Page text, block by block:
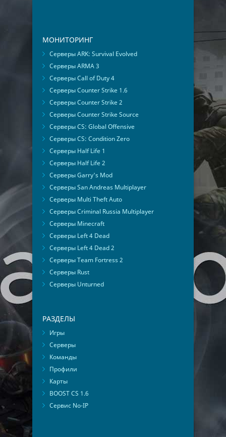
МОНИТОРИНГ
Серверы ARK: Survival Evolved
Серверы ARMA 3
Серверы Call of Duty 4
Серверы Counter Strike 1.6
Серверы Counter Strike 2
Серверы Counter Strike Source
Серверы CS: Global Offensive
Серверы CS: Condition Zero
Серверы Half Life 1
Серверы Half Life 2
Серверы Garry's Mod
Серверы San Andreas Multiplayer
Серверы Multi Theft Auto
Серверы Criminal Russia Multiplayer
Серверы Minecraft
Серверы Left 4 Dead
Серверы Left 4 Dead 2
Серверы Team Fortress 2
Серверы Rust
Серверы Unturned
РАЗДЕЛЫ
Игры
Серверы
Команды
Профили
Карты
BOOST CS 1.6
Сервис No-IP